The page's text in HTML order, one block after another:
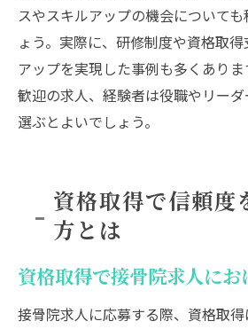
スやスキルアップの機会について
ょう。実際に、研修制度や資格取
アップを実現した事例も多くあり
歓迎の求人、経験者は役職やリー
選ぶとよいでしょう。
資格取得で信頼度
方とは
資格取得で接骨院求人に
接骨院求人に応募する際、資格取